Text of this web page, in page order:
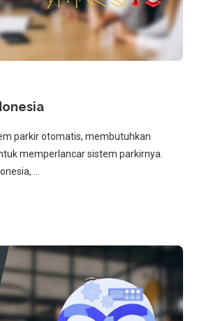
parkir otomatis, membutuhkan
memperlancar sistem parkirnya.
…